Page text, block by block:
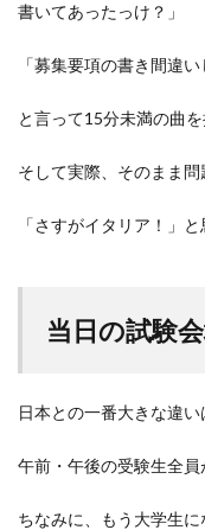
書いてあったっけ？」
「募集要項の書き間違い
と言って15分未満の曲
そして実際、そのまま問
「さすがイタリア！」
当日の試験
日本との一番大きな違い
午前・午後の受験生全員
ちなみに、もう大学生